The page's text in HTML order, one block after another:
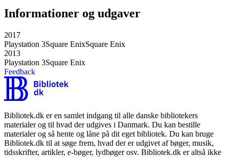
Informationer og udgaver
2017
Playstation 3Square EnixSquare Enix
2013
Playstation 3Square Enix
Feedback
Bibliotek.dk er en samlet indgang til alle danske bibliotekers
materialer og til hvad der udgives i Danmark. Du kan bestille
materialer og så hente og låne på dit eget bibliotek. Du kan bruge
Bibliotek.dk til at søge frem, hvad der er udgivet af bøger, musik,
tidsskrifter, artikler, e-bøger, lydbøger osv. Bibliotek.dk er altså ikke